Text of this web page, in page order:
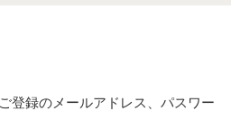
登録のメールアドレス、パスワー